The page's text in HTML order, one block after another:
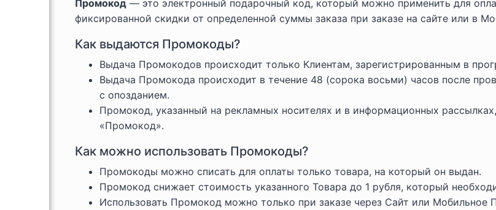
Промокод — это электронный подарочный код, который можно применить для
фиксированной скидки от определенной суммы заказа при заказе на сайте или в
Как выдаются Промокоды?
Выдача Промокодов происходит только Клиентам, зарегистрированным в
Выдача Промокода происходит в течение 48 (сорока восьми) часов после
с опозданием.
Промокод, указанный на рекламных носителях и в информационных
«Промокод».
Как можно использовать Промокоды?
Промокоды можно списать для оплаты только товара, на который он выдан.
Промокод снижает стоимость указанного Товара до 1 рубля, который
Использовать Промокод можно только при заказе через Сайт или Мобильное